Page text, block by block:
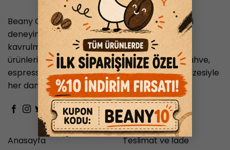
Beany Coffee, nitelikli kahve tutkunlarına en iyi
deneyimi sunmayı hedefleyen, taze ve özenle
kavrulmuş kahve çekirdekleriyle hazırlanan
ürünleriyle hizmet veren bir markadır. Filtre kahve,
espresso ve Türk kahvesi gibi geniş ürün yelpazesiyle
her damak zevkine hitap eder.
Anasayfa
Teslimat ve İade